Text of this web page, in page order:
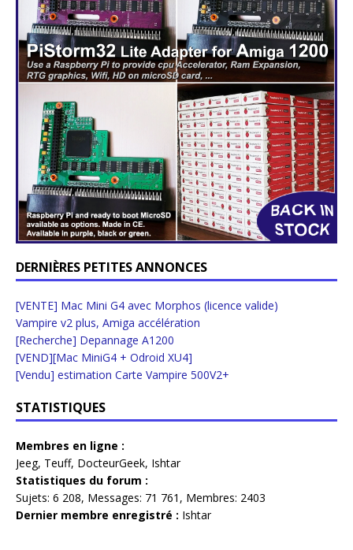
DERNIÈRES PETITES ANNONCES
[VENTE] Mac Mini G4 avec Morphos (licence valide)
Vampire v2 plus, Amiga accélération
[Recherche] Depannage A1200
[VEND][Mac MiniG4 + Odroid XU4]
[Vendu] estimation Carte Vampire 500V2+
STATISTIQUES
Membres en ligne :
Jeeg, Teuff, DocteurGeek, Ishtar
Statistiques du forum :
Sujets: 6 208, Messages: 71 761, Membres: 2403
Dernier membre enregistré : Ishtar